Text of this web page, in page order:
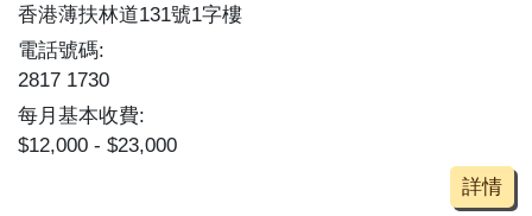
香港薄扶林道131號1字樓
電話號碼:
2817 1730
每月基本收費:
$12,000 - $23,000
詳情